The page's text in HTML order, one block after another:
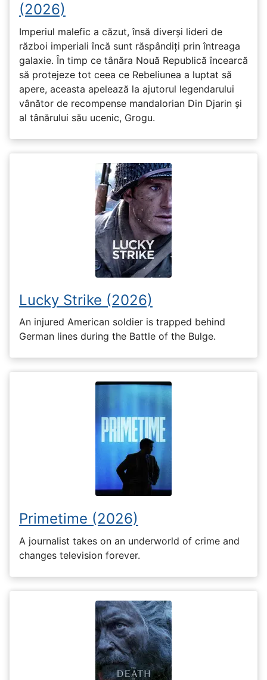
(2026)
Imperiul malefic a căzut, însă diverși lideri de
război imperiali încă sunt răspândiți prin întreaga
galaxie. În timp ce tânăra Nouă Republică încearcă
să protejeze tot ceea ce Rebeliunea a luptat să
apere, aceasta apelează la ajutorul legendarului
vânător de recompense mandalorian Din Djarin și
al tânărului său ucenic, Grogu.
Lucky Strike (2026)
An injured American soldier is trapped behind
German lines during the Battle of the Bulge.
Primetime (2026)
A journalist takes on an underworld of crime and
changes television forever.